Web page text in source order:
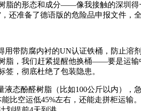
脂的形态和成分——像我接触的深圳
还准备了德语版的危险品申报文件，
用带防腐内衬的UN认证铁桶，防止
脂，我们赶紧提醒他换桶——要是运
，彻底杜绝了包装隐患。
态酚醛树脂（比如100公斤以内），
比空运低45%左右，还能走拼柜运输